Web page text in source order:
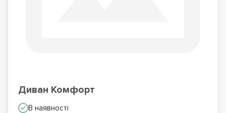
Диван Комфорт
В наявності